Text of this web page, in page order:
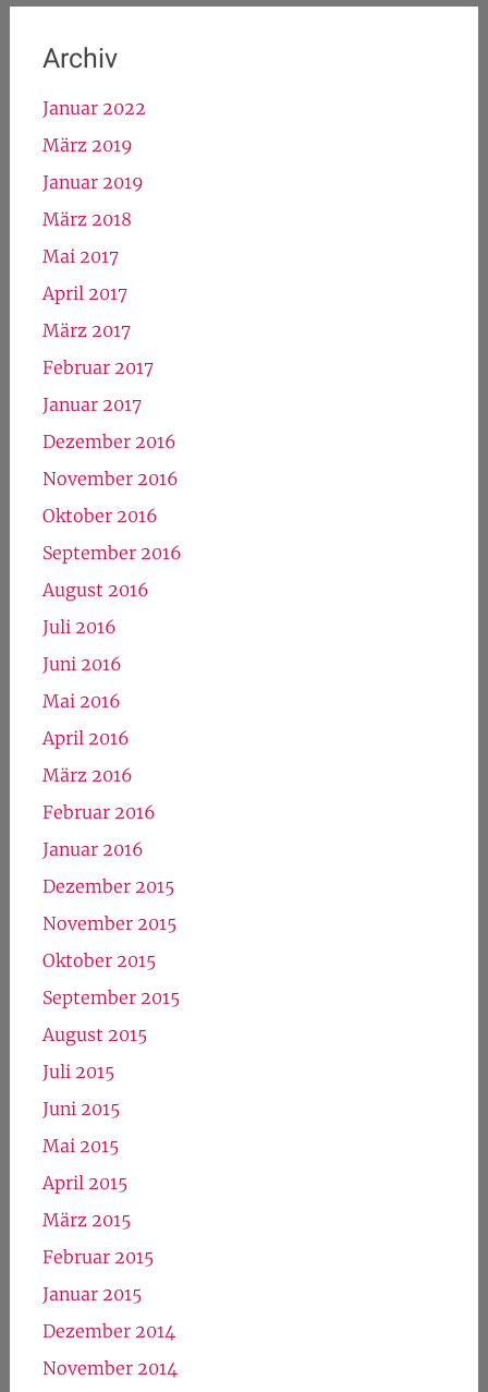
Archiv
Januar 2022
März 2019
Januar 2019
März 2018
Mai 2017
April 2017
März 2017
Februar 2017
Januar 2017
Dezember 2016
November 2016
Oktober 2016
September 2016
August 2016
Juli 2016
Juni 2016
Mai 2016
April 2016
März 2016
Februar 2016
Januar 2016
Dezember 2015
November 2015
Oktober 2015
September 2015
August 2015
Juli 2015
Juni 2015
Mai 2015
April 2015
März 2015
Februar 2015
Januar 2015
Dezember 2014
November 2014